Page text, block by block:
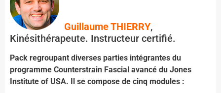
Guillaume THIERRY,
Kinésithérapeute. Instructeur certifié.
Pack regroupant diverses parties intégrantes du
programme Counterstrain Fascial avancé du Jones
Institute of USA. Il se compose de cinq modules :